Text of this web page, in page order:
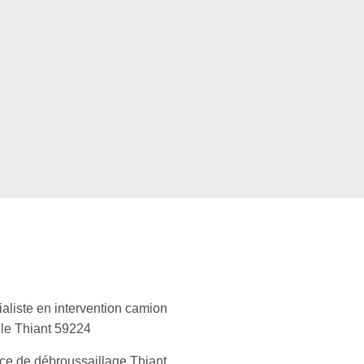
en intervention camion
Thiant 59224
de débroussaillage Thiant